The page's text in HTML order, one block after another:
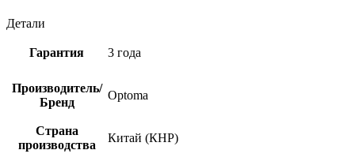
Детали
Гарантия 3 года
Производитель/
Бренд
Optoma
Страна
производства
Китай (КНР)